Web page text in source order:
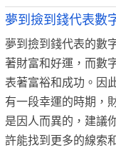
夢到撿到錢代表數
夢到撿到錢代表的數
著財富和好運，而數
表著富裕和成功。因
有一段幸運的時期，
是因人而異的，建議
許能找到更多的線索